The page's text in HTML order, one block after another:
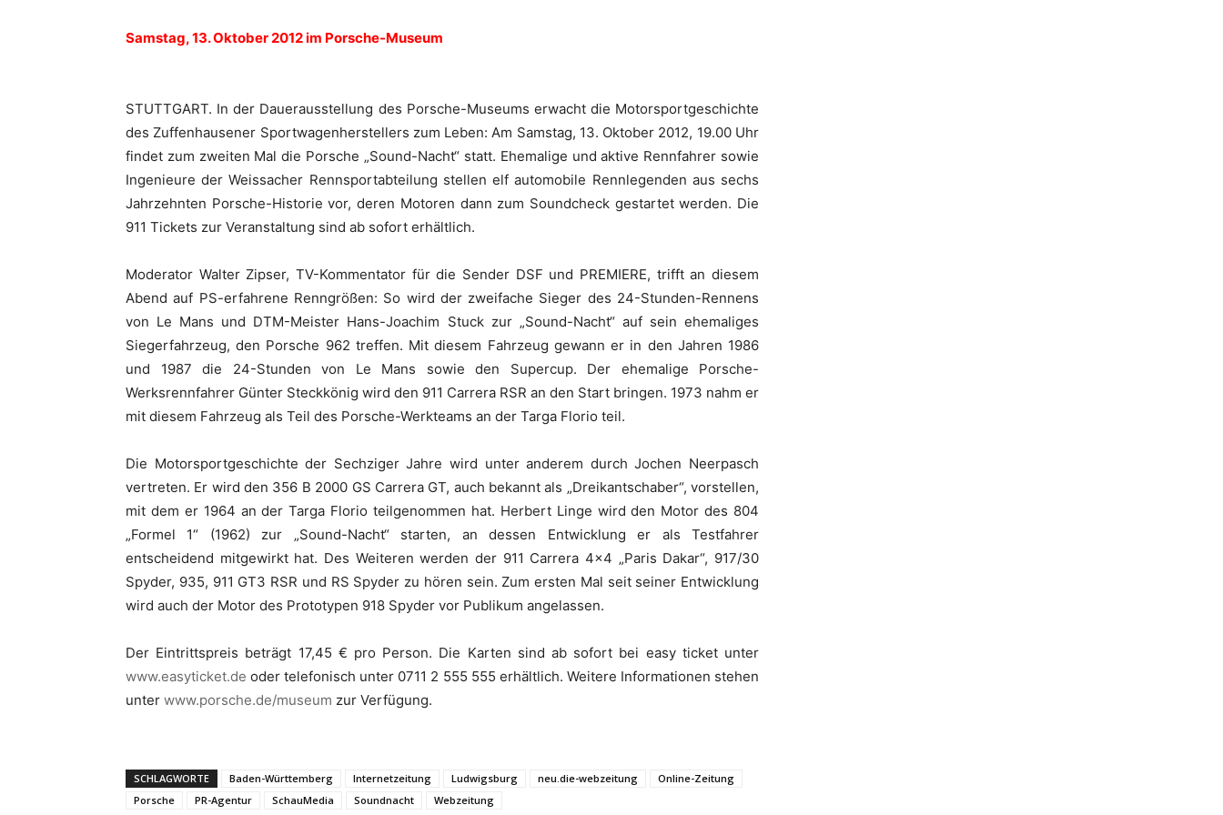
Samstag, 13. Oktober 2012 im Porsche-Museum
STUTTGART. In der Dauerausstellung des Porsche-Museums erwacht die Motorsportgeschichte
des Zuffenhausener Sportwagenherstellers zum Leben: Am Samstag, 13. Oktober 2012, 19.00 Uhr
findet zum zweiten Mal die Porsche „Sound-Nacht“ statt. Ehemalige und aktive Rennfahrer sowie
Ingenieure der Weissacher Rennsportabteilung stellen elf automobile Rennlegenden aus sechs
Jahrzehnten Porsche-Historie vor, deren Motoren dann zum Soundcheck gestartet werden. Die
911 Tickets zur Veranstaltung sind ab sofort erhältlich.
Moderator Walter Zipser, TV-Kommentator für die Sender DSF und PREMIERE, trifft an diesem
Abend auf PS-erfahrene Renngrößen: So wird der zweifache Sieger des 24-Stunden-Rennens
von Le Mans und DTM-Meister Hans-Joachim Stuck zur „Sound-Nacht“ auf sein ehemaliges
Siegerfahrzeug, den Porsche 962 treffen. Mit diesem Fahrzeug gewann er in den Jahren 1986
und 1987 die 24-Stunden von Le Mans sowie den Supercup. Der ehemalige Porsche-
Werksrennfahrer Günter Steckkönig wird den 911 Carrera RSR an den Start bringen. 1973 nahm er
mit diesem Fahrzeug als Teil des Porsche-Werkteams an der Targa Florio teil.
Die Motorsportgeschichte der Sechziger Jahre wird unter anderem durch Jochen Neerpasch
vertreten. Er wird den 356 B 2000 GS Carrera GT, auch bekannt als „Dreikantschaber“, vorstellen,
mit dem er 1964 an der Targa Florio teilgenommen hat. Herbert Linge wird den Motor des 804
„Formel 1“ (1962) zur „Sound-Nacht“ starten, an dessen Entwicklung er als Testfahrer
entscheidend mitgewirkt hat. Des Weiteren werden der 911 Carrera 4×4 „Paris Dakar“, 917/30
Spyder, 935, 911 GT3 RSR und RS Spyder zu hören sein. Zum ersten Mal seit seiner Entwicklung
wird auch der Motor des Prototypen 918 Spyder vor Publikum angelassen.
Der Eintrittspreis beträgt 17,45 € pro Person. Die Karten sind ab sofort bei easy ticket unter
www.easyticket.de oder telefonisch unter 0711 2 555 555 erhältlich. Weitere Informationen stehen
unter www.porsche.de/museum zur Verfügung.
SCHLAGWORTE Baden-Württemberg Internetzeitung Ludwigsburg neu.die-webzeitung
Online-Zeitung
Porsche
PR-Agentur SchauMedia Soundnacht Webzeitung